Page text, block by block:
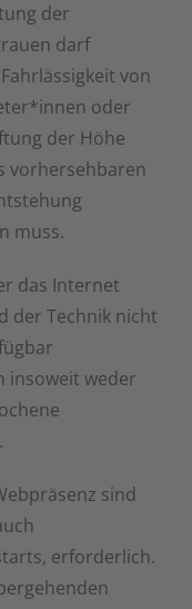
der
darf
von
oder
der Höhe
vorhersehbaren
muss.
das Internet
der Technik nicht
insoweit weder
sind
erforderlich.